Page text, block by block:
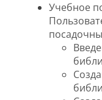
Учебное